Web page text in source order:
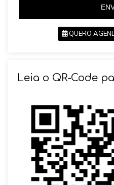
QUERO
Leia o QR-Code